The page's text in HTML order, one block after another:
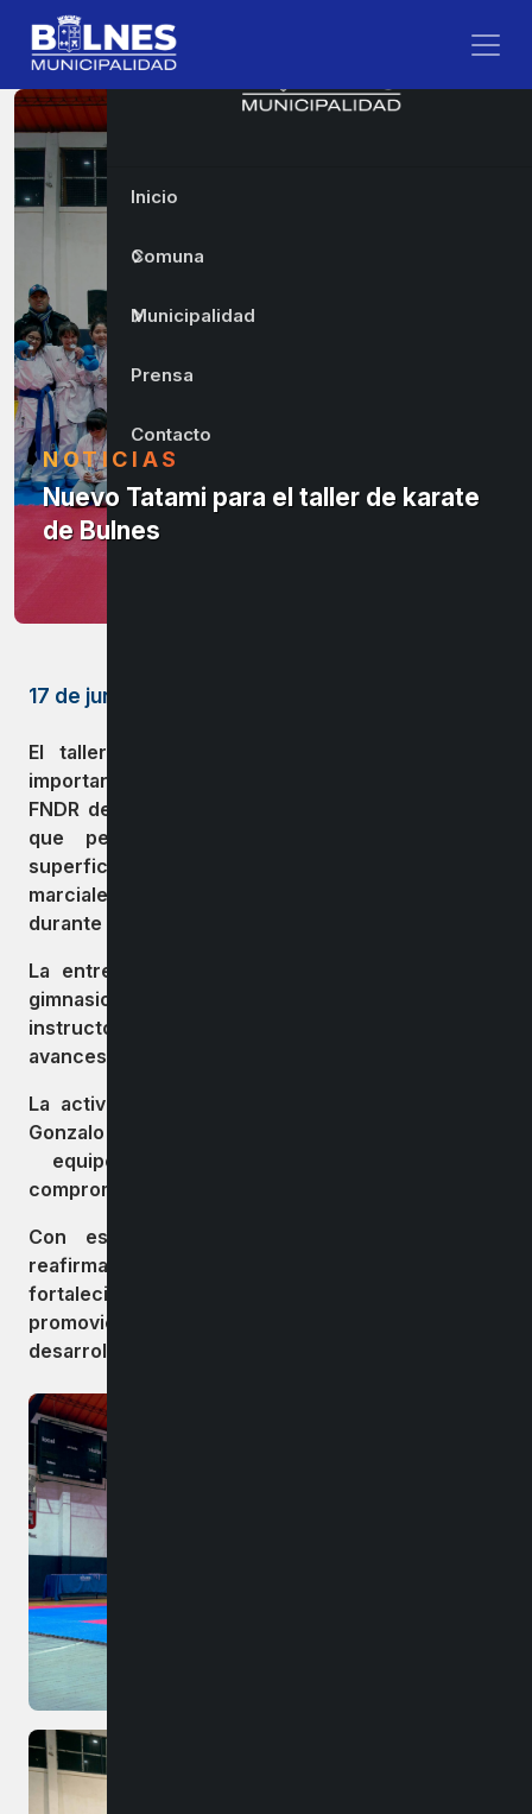
NOTICIAS
Nuevo Tatami para el taller de karate
de Bulnes
17 de junio de 2026
El taller de karate de la comuna recibió un
importante apoyo gracias al cierre del proyecto
FNDR del 8% otorgado por el Gobierno Regional,
que permitió la adquisición de un Tatami,
superficie acolchada y modular utilizada en artes
marciales para brindar seguridad y comodidad
durante los entrenamientos.
La entrega se realizó en una ceremonia en el
gimnasio municipal, donde los alumnos, junto a su
instructora Carolina Cañete, mostraron sus
avances en la disciplina.
La actividad contó con la presencia del alcalde
Gonzalo Bustamante, el concejal Ricardo Pavéz y
equipo municipal, quienes destacaron el
compromiso de la comunidad con el deporte.
Con este nuevo equipamiento, el municipio
reafirma que sigue trabajando en pos del
fortalecimiento del deporte en la comuna,
promoviendo espacios de formación, disciplina y
desarrollo para niños, jóvenes y adultos.
Inicio
Comuna
Municipalidad
Prensa
Contacto